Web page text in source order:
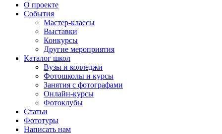
О проекте
События
Мастер-классы
Выставки
Конкурсы
Другие мероприятия
Каталог школ
Вузы и колледжи
Фотошколы и курсы
Занятия с фотографами
Онлайн-курсы
Фотоклубы
Статьи
Фототуры
Написать нам